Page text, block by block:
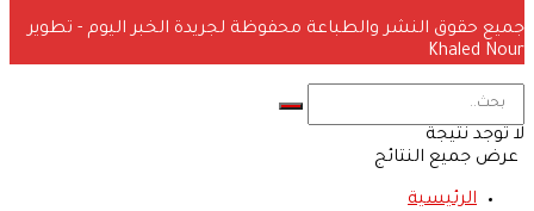
جميع حقوق النشر والطباعة محفوظة لجريدة الخبر اليوم - تطوير
Khaled Nour
لا توجد نتيجة
عرض جميع النتائج
الرئيسية